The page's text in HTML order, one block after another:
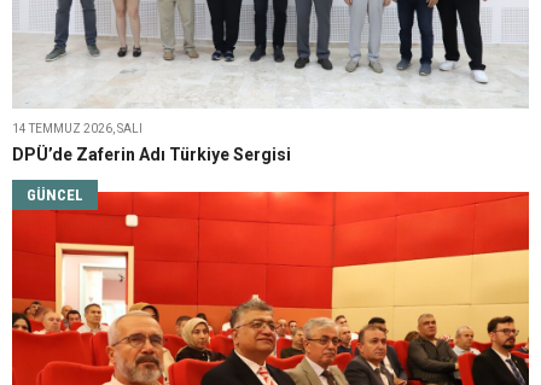
14 TEMMUZ 2026, SALI
DPÜ’de Zaferin Adı Türkiye Sergisi
GÜNCEL